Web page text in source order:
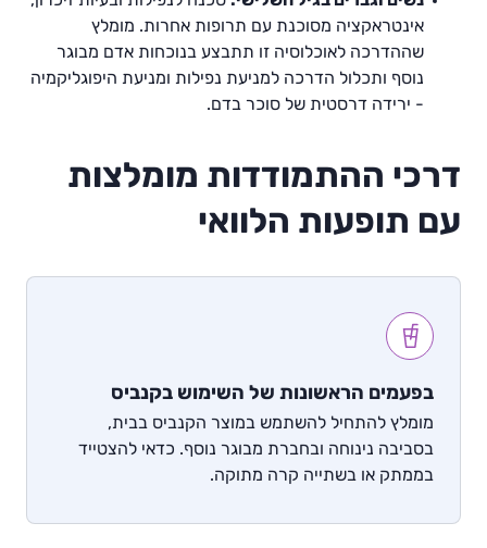
אינטראקציה מסוכנת עם תרופות אחרות. מומלץ
שההדרכה לאוכלוסיה זו תתבצע בנוכחות אדם מבוגר
נוסף ותכלול הדרכה למניעת נפילות ומניעת היפוגליקמיה
- ירידה דרסטית של סוכר בדם.
דרכי ההתמודדות מומלצות
עם תופעות הלוואי
בפעמים הראשונות של השימוש בקנביס
מומלץ להתחיל להשתמש במוצר הקנביס בבית,
בסביבה נינוחה ובחברת מבוגר נוסף. כדאי להצטייד
בממתק או בשתייה קרה מתוקה.